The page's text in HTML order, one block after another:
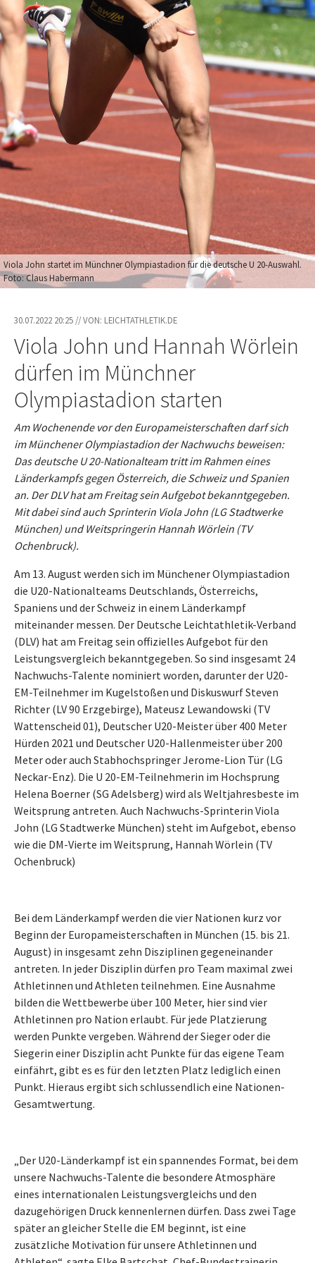
Viola John startet im Münchner Olympiastadion für die deutsche U 20-Auswahl.
Foto: Claus Habermann
30.07.2022 20:25 // VON: LEICHTATHLETIK.DE
Viola John und Hannah Wörlein
dürfen im Münchner
Olympiastadion starten
Am Wochenende vor den Europameisterschaften darf sich
im Münchener Olympiastadion der Nachwuchs beweisen:
Das deutsche U 20-Nationalteam tritt im Rahmen eines
Länderkampfs gegen Österreich, die Schweiz und Spanien
an. Der DLV hat am Freitag sein Aufgebot bekanntgegeben.
Mit dabei sind auch Sprinterin Viola John (LG Stadtwerke
München) und Weitspringerin Hannah Wörlein (TV
Ochenbruck).
Am 13. August werden sich im Münchener Olympiastadion
die U20-Nationalteams Deutschlands, Österreichs,
Spaniens und der Schweiz in einem Länderkampf
miteinander messen. Der Deutsche Leichtathletik-Verband
(DLV) hat am Freitag sein offizielles Aufgebot für den
Leistungsvergleich bekanntgegeben. So sind insgesamt 24
Nachwuchs-Talente nominiert worden, darunter der U20-
EM-Teilnehmer im Kugelstoßen und Diskuswurf Steven
Richter (LV 90 Erzgebirge), Mateusz Lewandowski (TV
Wattenscheid 01), Deutscher U20-Meister über 400 Meter
Hürden 2021 und Deutscher U20-Hallenmeister über 200
Meter oder auch Stabhochspringer Jerome-Lion Tür (LG
Neckar-Enz). Die U 20-EM-Teilnehmerin im Hochsprung
Helena Boerner (SG Adelsberg) wird als Weltjahresbeste im
Weitsprung antreten. Auch Nachwuchs-Sprinterin Viola
John (LG Stadtwerke München) steht im Aufgebot, ebenso
wie die DM-Vierte im Weitsprung, Hannah Wörlein (TV
Ochenbruck)
Bei dem Länderkampf werden die vier Nationen kurz vor
Beginn der Europameisterschaften in München (15. bis 21.
August) in insgesamt zehn Disziplinen gegeneinander
antreten. In jeder Disziplin dürfen pro Team maximal zwei
Athletinnen und Athleten teilnehmen. Eine Ausnahme
bilden die Wettbewerbe über 100 Meter, hier sind vier
Athletinnen pro Nation erlaubt. Für jede Platzierung
werden Punkte vergeben. Während der Sieger oder die
Siegerin einer Disziplin acht Punkte für das eigene Team
einfährt, gibt es es für den letzten Platz lediglich einen
Punkt. Hieraus ergibt sich schlussendlich eine Nationen-
Gesamtwertung.
„Der U20-Länderkampf ist ein spannendes Format, bei dem
unsere Nachwuchs-Talente die besondere Atmosphäre
eines internationalen Leistungsvergleichs und den
dazugehörigen Druck kennenlernen dürfen. Dass zwei Tage
später an gleicher Stelle die EM beginnt, ist eine
zusätzliche Motivation für unsere Athletinnen und